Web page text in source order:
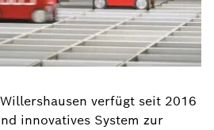
verfügt seit 2016
innovatives System zur